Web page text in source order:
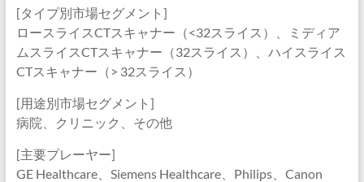
[タイプ別市場セグメント]
ロースライスCTスキャナー（<32スライス）、ミディア
ムスライスCTスキャナー（32スライス）、ハイスライス
CTスキャナー（> 32スライス）
[用途別市場セグメント]
病院、クリニック、その他
[主要プレーヤー]
GE Healthcare、Siemens Healthcare、Philips、Canon